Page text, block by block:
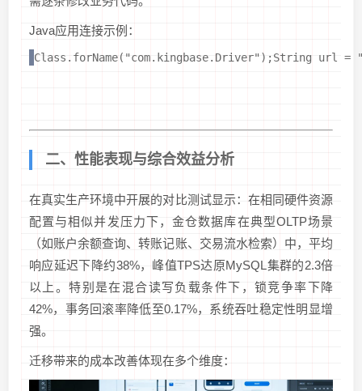
Java应用连接示例：
Class.forName("com.kingbase.Driver");String url =
二、性能表现与综合效益分析
在真实生产环境中开展的对比测试显示：在相同硬件资源
配置与相似并发压力下，金仓数据库在典型OLTP场景
（如账户余额查询、转账记账、交易流水检索）中，平均
响应延迟下降约38%，峰值TPS达原MySQL集群的2.3倍
以上。特别是在混合读写负载条件下，锁竞争率下降
42%，事务回滚率降低至0.17%，系统吞吐稳定性明显增
强。
迁移带来的成本改善体现在多个维度：